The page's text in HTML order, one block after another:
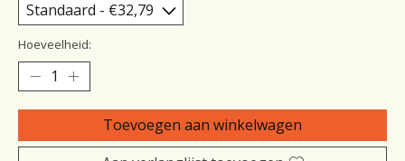
Hoeveelheid:
Toevoegen aan winkelwagen